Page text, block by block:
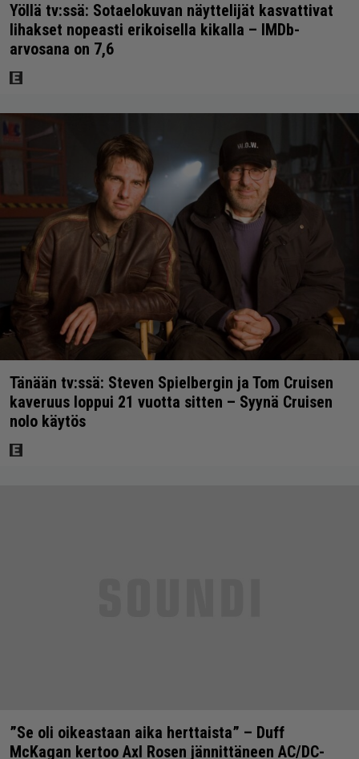
Yöllä tv:ssä: Sotaelokuvan näyttelijät kasvattivat
lihakset nopeasti erikoisella kikalla – IMDb-
arvosana on 7,6
Tänään tv:ssä: Steven Spielbergin ja Tom Cruisen
kaveruus loppui 21 vuotta sitten – Syynä Cruisen
nolo käytös
”Se oli oikeastaan aika herttaista” – Duff
McKagan kertoo Axl Rosen jännittäneen AC/DC-